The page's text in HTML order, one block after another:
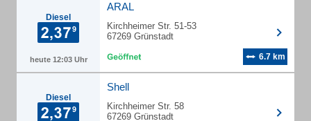
Diesel
heute 12:03 Uhr
ARAL
Kirchheimer Str. 51-53
67269 Grünstadt
6.7 km
Diesel
Shell
Kirchheimer Str. 58
67269 Grünstadt